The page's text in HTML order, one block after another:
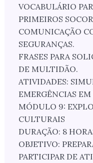
VOCABULÁRIO
PRIMEIROS
COMUNICAÇÃO
SEGURANÇAS.
FRASES PARA
DE MULTIDÃO.
ATIVIDADES:
EMERGÊNCIAS
MÓDULO 9:
CULTURAIS
DURAÇÃO: 8
OBJETIVO:
PARTICIPAR DE